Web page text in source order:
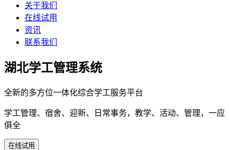
关于我们
在线试用
资讯
联系我们
湖北学工管理系统
全新的多方位一体化综合学工服务平台
学工管理、宿舍、迎新、日常事务，教学、活动、管理，一应
俱全
在线试用